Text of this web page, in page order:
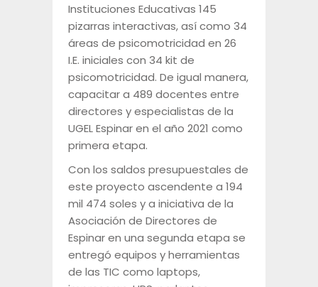
Instituciones Educativas 145
pizarras interactivas, así como 34
áreas de psicomotricidad en 26
I.E. iniciales con 34 kit de
psicomotricidad. De igual manera,
capacitar a 489 docentes entre
directores y especialistas de la
UGEL Espinar en el año 2021 como
primera etapa.
Con los saldos presupuestales de
este proyecto ascendente a 194
mil 474 soles y a iniciativa de la
Asociación de Directores de
Espinar en una segunda etapa se
entregó equipos y herramientas
de las TIC como laptops,